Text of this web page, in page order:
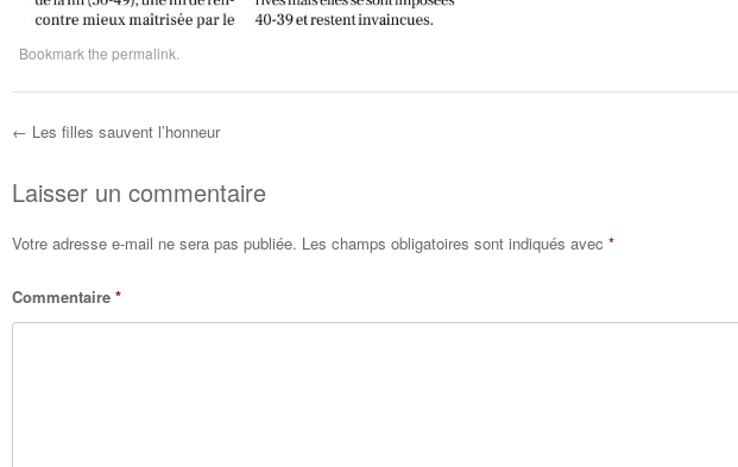
Bookmark the permalink
Post navigation
← Les filles sauvent l’honneur
Laisser un commentaire
Votre adresse e-mail ne sera pas publiée. Les champs obligatoires sont indiqués avec *
Commentaire *